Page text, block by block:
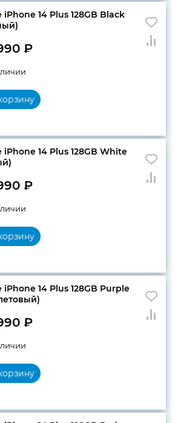
iPhone 14 Plus 128GB Black
₽
iPhone 14 Plus 128GB White
₽
iPhone 14 Plus 128GB Purple
₽